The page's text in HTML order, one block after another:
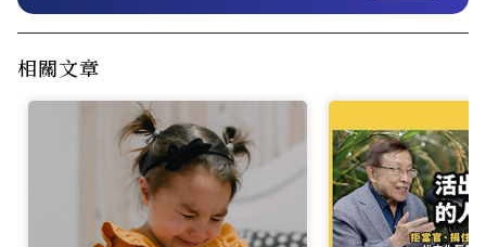
相關文章